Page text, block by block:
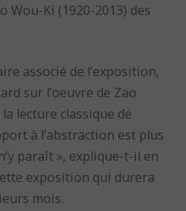
Wou-Ki (1920-2013) des
associé de l’exposition,
sur l’oeuvre de Zao
lecture classique de
à l’abstraction est plus
paraît », explique-t-il en
exposition qui durera
mois.